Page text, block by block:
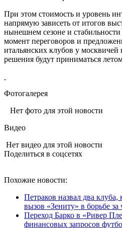
При этом стоимость и уровень
напрямую зависеть от итогов
нынешнем сезоне и
момент переговоров и
итальянских клубов у
решения будут приниматься
Фотогалерея
Нет фото для этой новости
Видео
Нет видео для этой новости
Поделиться в соцсетях
Похожие новости:
Петраков назвал два клуба,
вызов «Зениту» в борьбе
Переход Барко в «Ривер
финансовых запросов